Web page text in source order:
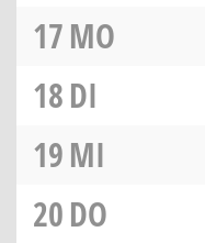
17MO
18DI
19MI
20DO